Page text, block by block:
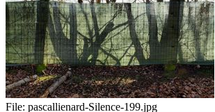
File: pascallienard-Silence-199.jpg